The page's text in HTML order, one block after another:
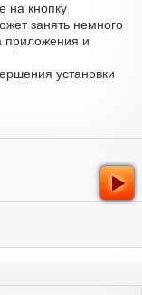
на кнопку
занять немного
приложения и
установки